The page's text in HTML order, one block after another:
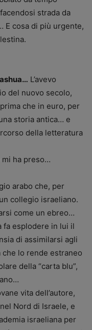
strada da
E cosa di più urgente,
L’avevo
del nuovo secolo,
che in euro, per
storia antica… e
della letteratura
ha preso…
arabo che, per
collegio israeliano.
come un ebreo…
fa esplodere in lui il
di assimilarsi agli
che lo rende estraneo
della “carta blu”,
vita dell’autore,
Nord di Israele, e
israeliana per